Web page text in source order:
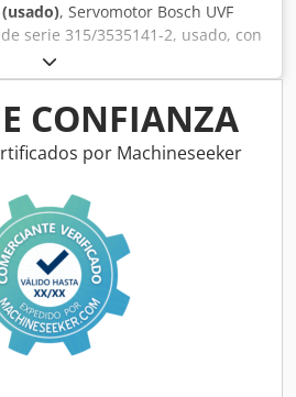
, Servomotor Bosch UVF
serie 315/3535141-2, usado, con
100 % funcional. El alcance del
con las fotos. ATENCIÓN:
presupuesto para embalaje y
AdwekCONFIANZA
por Machineseeker